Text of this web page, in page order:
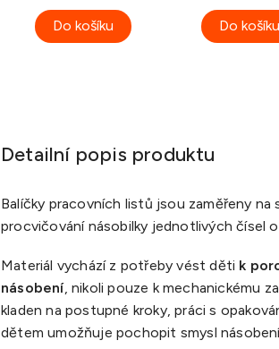
Do košíku Do košíku
Detailní popis produktu
Balíčky pracovních listů jsou zaměřeny na
procvičování násobilky jednotlivých čísel
Materiál vychází z potřeby vést děti k
násobení, nikoli pouze k mechanickému
kladen na postupné kroky, práci s
dětem umožňuje pochopit smysl